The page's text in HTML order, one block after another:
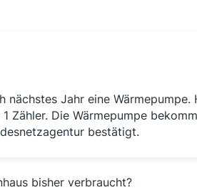
nächstes Jahr eine Wärmepumpe.
Zähler. Die Wärmepumpe
bestätigt.
bisher verbraucht?